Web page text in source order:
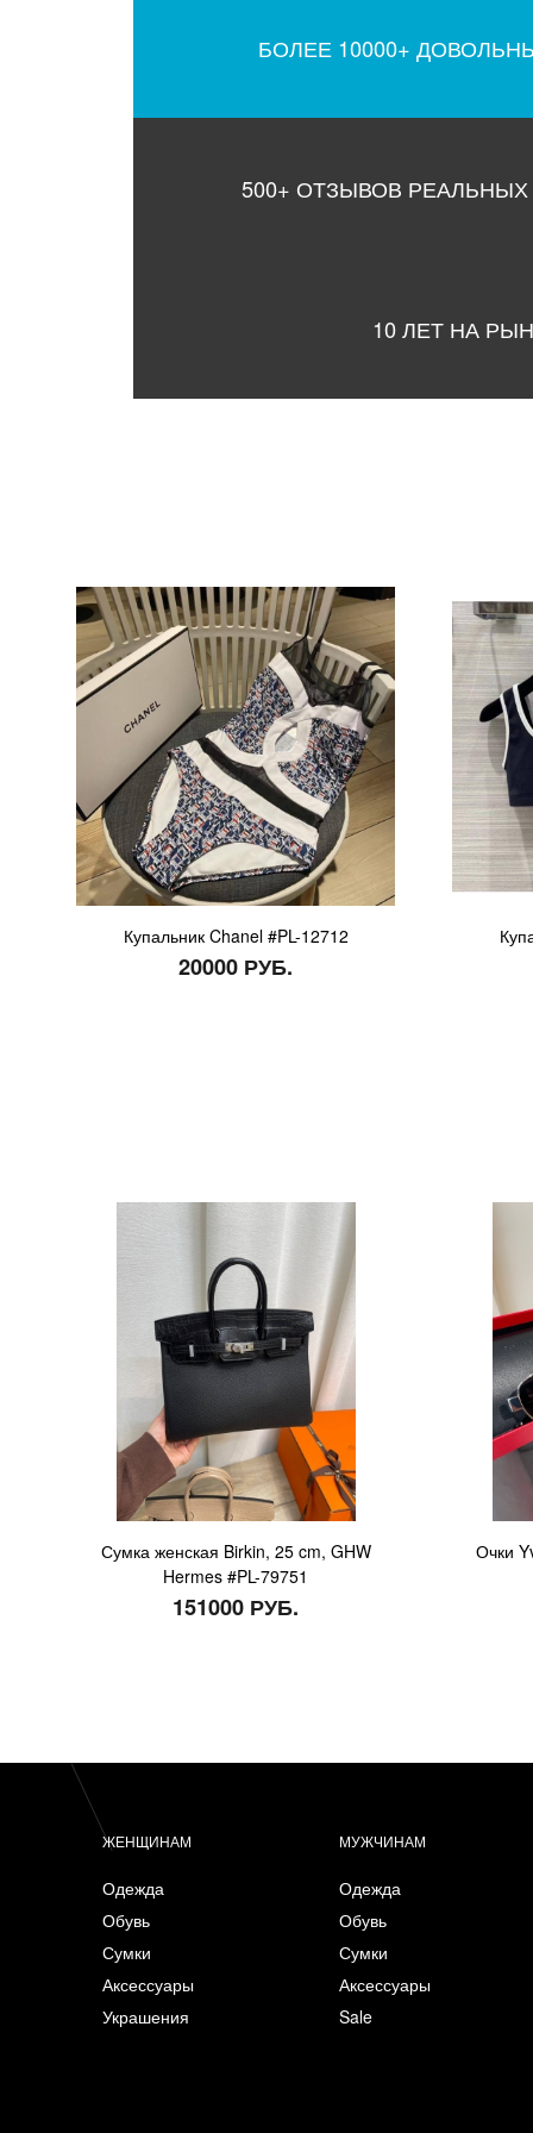
БОЛЕЕ 10000+
500+ ОТЗЫВОВ
10 ЛЕТ НА
Купальник Chanel #PL-12712
20000 РУБ.
Сумка женская Birkin, 25 cm, GHW
Hermes #PL-79751
151000 РУБ.
Очки
ЖЕНЩИНАМ
Одежда
Обувь
Сумки
Аксессуары
Украшения
МУЖЧИНАМ
Одежда
Обувь
Сумки
Аксессуары
Sale